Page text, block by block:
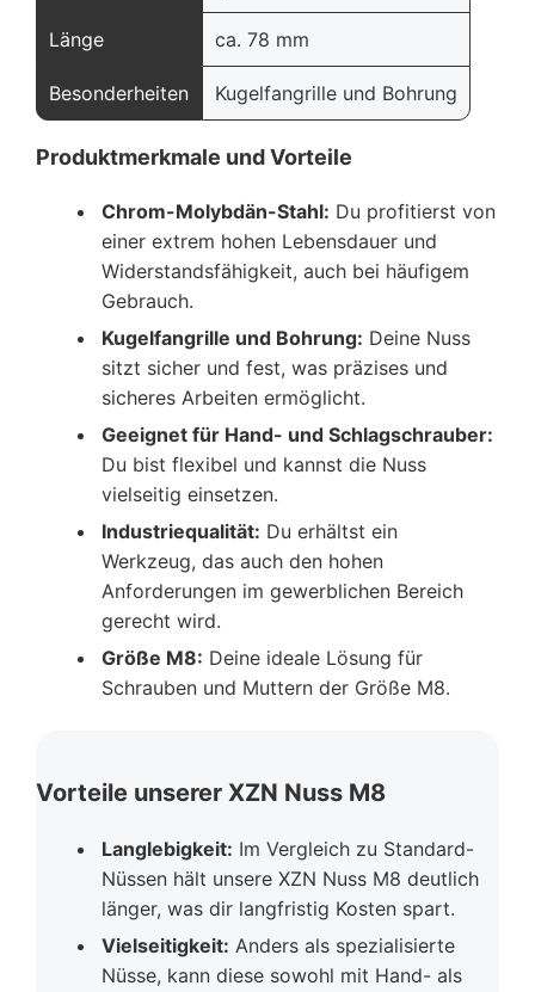
Länge ca. 78 mm
Besonderheiten Kugelfangrille und Bohrung
Produktmerkmale und Vorteile
Chrom-Molybdän-Stahl: Du profitierst von
einer extrem hohen Lebensdauer und
Widerstandsfähigkeit, auch bei häufigem
Gebrauch.
Kugelfangrille und Bohrung: Deine Nuss
sitzt sicher und fest, was präzises und
sicheres Arbeiten ermöglicht.
Geeignet für Hand- und Schlagschrauber:
Du bist flexibel und kannst die Nuss
vielseitig einsetzen.
Industriequalität: Du erhältst ein
Werkzeug, das auch den hohen
Anforderungen im gewerblichen Bereich
gerecht wird.
Größe M8: Deine ideale Lösung für
Schrauben und Muttern der Größe M8.
Vorteile unserer XZN Nuss M8
Langlebigkeit: Im Vergleich zu Standard-
Nüssen hält unsere XZN Nuss M8 deutlich
länger, was dir langfristig Kosten spart.
Vielseitigkeit: Anders als spezialisierte
Nüsse, kann diese sowohl mit Hand- als